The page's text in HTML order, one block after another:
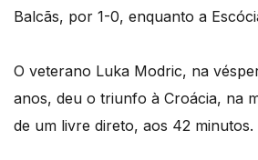
Balcãs, por 1-0, enquanto a
O veterano Luka Modric, na
anos, deu o triunfo à Croácia, na
de um livre direto, aos 42 minutos.